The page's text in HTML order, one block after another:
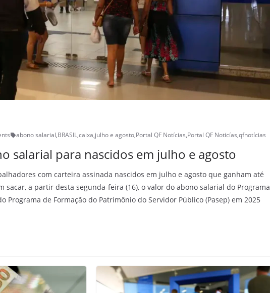
abono salarial,BRASIL,caixa,julho e agosto,Portal QF Notícias,Portal QF Noticías,qfnotícias
salarial para nascidos em julho e agosto
com carteira assinada nascidos em julho e agosto que ganham até
sacar, a partir desta segunda-feira (16), o valor do abono salarial do Programa
Programa de Formação do Patrimônio do Servidor Público (Pasep) em 2025